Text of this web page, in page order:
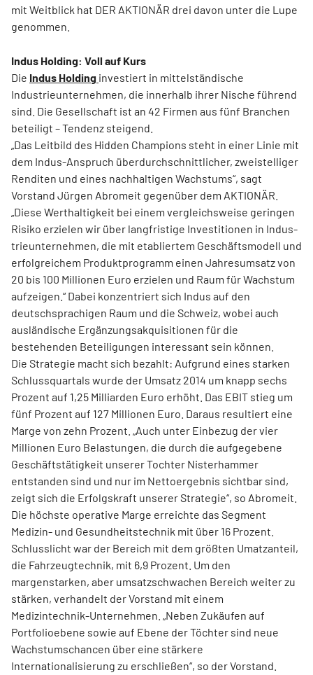
mit Weitblick hat DER AKTIONÄR drei davon unter die Lupe
genommen.
Indus Holding: Voll auf Kurs
Die Indus Holding investiert in mittelständische
Industrieunternehmen, die innerhalb ihrer Nische führend
sind. Die Gesellschaft ist an 42 Firmen aus fünf Branchen
beteiligt – Tendenz steigend.
„Das Leitbild des Hidden Champions steht in einer Linie mit
dem Indus-Anspruch überdurchschnittlicher, zweistelliger
Renditen und eines nachhaltigen Wachstums“, sagt
Vorstand Jürgen Abromeit gegenüber dem AKTIONÄR.
„Diese Werthaltigkeit bei einem vergleichsweise geringen
Risiko erzielen wir über langfristige Investitionen in Indus­
trieunternehmen, die mit etabliertem Geschäftsmodell und
erfolgreichem Produktprogramm einen Jahresumsatz von
20 bis 100 Millionen Euro erzielen und Raum für Wachstum
aufzeigen.“ Dabei konzen­triert sich Indus auf den
deutschsprachigen Raum und die Schweiz, wobei auch
ausländische Ergänzungsakquisitionen für die
bestehenden Beteiligungen interessant sein können.
Die Strategie macht sich bezahlt: Aufgrund eines starken
Schlussquartals wurde der Umsatz 2014 um knapp sechs
Prozent auf 1,25 Milliarden Euro erhöht. Das EBIT stieg um
fünf Prozent auf 127 Millionen Euro. Daraus resultiert eine
Marge von zehn Prozent. „Auch unter Einbezug der vier
Millionen Euro Belastungen, die durch die aufgegebene
Geschäftstätigkeit unserer Tochter Nisterhammer
entstanden sind und nur im Nettoergebnis sichtbar sind,
zeigt sich die Erfolgskraft unserer Strategie“, so Abromeit.
Die höchste operative Marge erreichte das Segment
Medizin- und Gesundheitstechnik mit über 16 Prozent.
Schlusslicht war der Bereich mit dem größten Umatzanteil,
die Fahrzeugtechnik, mit 6,9 Prozent. Um den
margenstarken, aber umsatzschwachen Bereich weiter zu
stärken, verhandelt der Vorstand mit einem
Medizintechnik-Unternehmen. „Neben Zukäufen auf
Portfolioebene sowie auf Ebene der Töchter sind neue
Wachstumschancen über eine stärkere
Internationalisierung zu erschließen“, so der Vorstand.